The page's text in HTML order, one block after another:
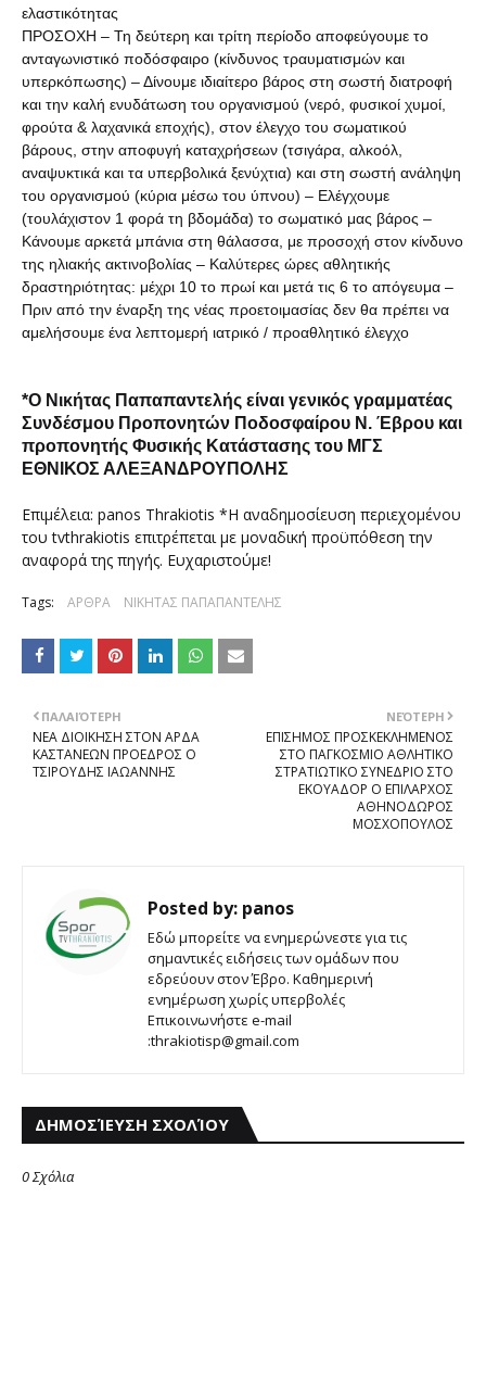
ελαστικότητας
ΠΡΟΣΟΧΗ – Τη δεύτερη και τρίτη περίοδο αποφεύγουμε το
ανταγωνιστικό ποδόσφαιρο (κίνδυνος τραυματισμών και
υπερκόπωσης) – Δίνουμε ιδιαίτερο βάρος στη σωστή διατροφή
και την καλή ενυδάτωση του οργανισμού (νερό, φυσικοί χυμοί,
φρούτα & λαχανικά εποχής), στον έλεγχο του σωματικού
βάρους, στην αποφυγή καταχρήσεων (τσιγάρα, αλκοόλ,
αναψυκτικά και τα υπερβολικά ξενύχτια) και στη σωστή ανάληψη
του οργανισμού (κύρια μέσω του ύπνου) – Ελέγχουμε
(τουλάχιστον 1 φορά τη βδομάδα) το σωματικό μας βάρος –
Κάνουμε αρκετά μπάνια στη θάλασσα, με προσοχή στον κίνδυνο
της ηλιακής ακτινοβολίας – Καλύτερες ώρες αθλητικής
δραστηριότητας: μέχρι 10 το πρωί και μετά τις 6 το απόγευμα –
Πριν από την έναρξη της νέας προετοιμασίας δεν θα πρέπει να
αμελήσουμε ένα λεπτομερή ιατρικό / προαθλητικό έλεγχο
*Ο Νικήτας Παπαπαντελής είναι γενικός γραμματέας
Συνδέσμου Προπονητών Ποδοσφαίρου Ν. Έβρου και
προπονητής Φυσικής Κατάστασης του ΜΓΣ
ΕΘΝΙΚΟΣ ΑΛΕΞΑΝΔΡΟΥΠΟΛΗΣ
Επιμέλεια: panos Thrakiotis *Η αναδημοσίευση περιεχομένου
του tvthrakiotis επιτρέπεται με μοναδική προϋπόθεση την
αναφορά της πηγής. Ευχαριστούμε!
Tags: ΑΡΘΡΑ ΝΙΚΗΤΑΣ ΠΑΠΑΠΑΝΤΕΛΗΣ
ΝΕΌΤΕΡΗ
ΕΠΙΣΗΜΟΣ ΠΡΟΣΚΕΚΛΗΜΕΝΟΣ
ΣΤΟ ΠΑΓΚΟΣΜΙΟ ΑΘΛΗΤΙΚΟ
ΣΤΡΑΤΙΩΤΙΚΟ ΣΥΝΕΔΡΙΟ ΣΤΟ
ΕΚΟΥΑΔΟΡ Ο ΕΠΙΛΑΡΧΟΣ
ΑΘΗΝΟΔΩΡΟΣ
ΜΟΣΧΟΠΟΥΛΟΣ
ΠΑΛΑΙΌΤΕΡΗ
ΝΕΑ ΔΙΟΙΚΗΣΗ ΣΤΟΝ ΑΡΔΑ
ΚΑΣΤΑΝΕΩΝ ΠΡΟΕΔΡΟΣ Ο
ΤΣΙΡΟΥΔΗΣ ΙΑΩΑΝΝΗΣ
Posted by: panos
Εδώ μπορείτε να ενημερώνεστε για τις
σημαντικές ειδήσεις των ομάδων που
εδρεύουν στον Έβρο. Καθημερινή
ενημέρωση χωρίς υπερβολές
Επικοινωνήστε e-mail
:thrakiotisp@gmail.com
ΔΗΜΟΣΊΕΥΣΗ ΣΧΟΛΊΟΥ
0 Σχόλια